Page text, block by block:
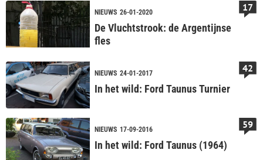
NIEUWS 26-01-2020
De Vluchtstrook: de Argentijnse
fles
17
NIEUWS 24-01-2017
In het wild: Ford Taunus Turnier
42
NIEUWS 17-09-2016
In het wild: Ford Taunus (1964)
59